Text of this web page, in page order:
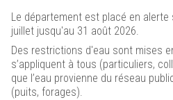
Le département est placé en
juillet jusqu'au 31 août 2026.
Des restrictions d'eau sont mises
s’appliquent à tous (particuliers,
que l’eau provienne du réseau
(puits, forages).